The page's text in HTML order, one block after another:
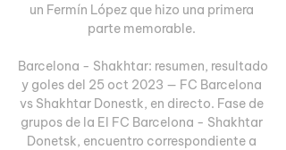
un Fermín López que hizo una primera
parte memorable.
Barcelona - Shakhtar: resumen, resultado
y goles del 25 oct 2023 — FC Barcelona
vs Shakhtar Donestk, en directo. Fase de
grupos de la El FC Barcelona - Shakhtar
Donetsk, encuentro correspondiente a